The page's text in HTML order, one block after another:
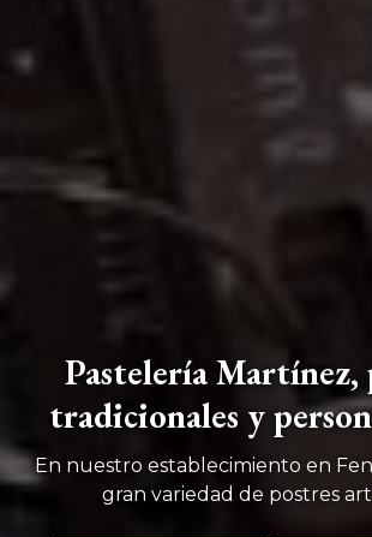
Pastelería Martínez,
tradicionales y
En nuestro establecimiento en
gran variedad de postres